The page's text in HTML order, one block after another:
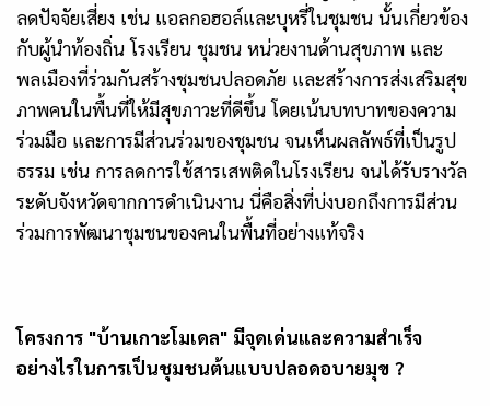
ลดปัจจัยเสี่ยง เช่น แอลกอฮอล์และบุหรี่ในชุมชน นั้นเกี่ยวข้อง
กับผู้นำท้องถิ่น โรงเรียน ชุมชน หน่วยงานด้านสุขภาพ และ
พลเมืองที่ร่วมกันสร้างชุมชนปลอดภัย และสร้างการส่งเสริมสุข
ภาพคนในพื้นที่ให้มีสุขภาวะที่ดีขึ้น โดยเน้นบทบาทของความ
ร่วมมือ และการมีส่วนร่วมของชุมชน จนเห็นผลลัพธ์ที่เป็นรูป
ธรรม เช่น การลดการใช้สารเสพติดในโรงเรียน จนได้รับรางวัล
ระดับจังหวัดจากการดำเนินงาน นี่คือสิ่งที่บ่งบอกถึงการมีส่วน
ร่วมการพัฒนาชุมชนของคนในพื้นที่อย่างแท้จริง
โครงการ "บ้านเกาะโมเดล" มีจุดเด่นและความสำเร็จ
อย่างไรในการเป็นชุมชนต้นแบบปลอดอบายมุข ?